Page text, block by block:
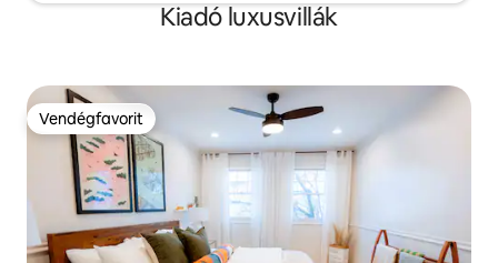
Kiadó luxusvillák
Vendégfavorit
Vendégfavorit